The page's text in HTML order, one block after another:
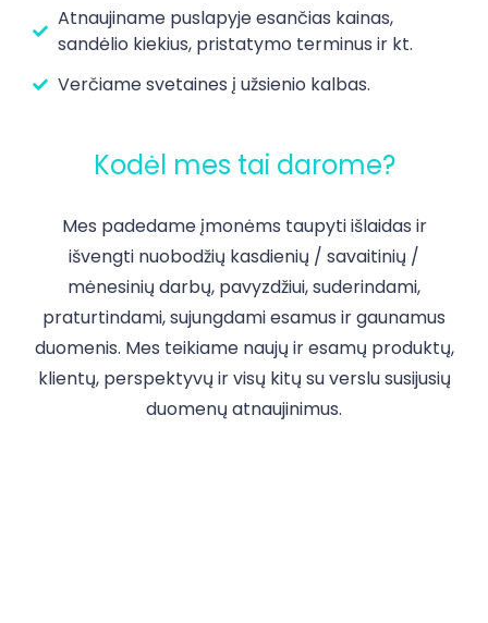
Atnaujiname puslapyje esančias kainas,
sandėlio kiekius, pristatymo terminus ir kt.
Verčiame svetaines į užsienio kalbas.
Kodėl mes tai darome?
Mes padedame įmonėms taupyti išlaidas ir
išvengti nuobodžių kasdienių / savaitinių /
mėnesinių darbų, pavyzdžiui, suderindami,
praturtindami, sujungdami esamus ir gaunamus
duomenis. Mes teikiame naujų ir esamų produktų,
klientų, perspektyvų ir visų kitų su verslu susijusių
duomenų atnaujinimus.